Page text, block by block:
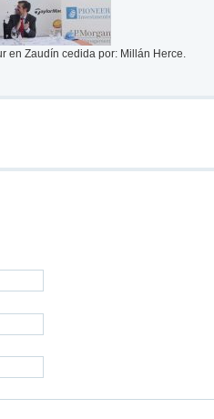
en Zaudín cedida por: Millán Herce.